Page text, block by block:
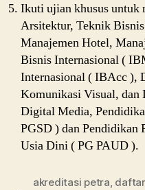
Ikuti ujian khusus untuk
Arsitektur, Teknik
Manajemen Hotel,
Bisnis Internasional (
Internasional ( IBAcc ),
Komunikasi Visual, dan
Digital Media,
PGSD ) dan Pendidikan
Usia Dini ( PG PAUD ).
akreditasi petra,